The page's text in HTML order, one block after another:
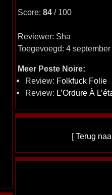
Score: 84/ 100
Reviewer: Sha
Toegevoegd: 4
Meer Peste Noire:
Review: Folkfuck Folie
Review: L’Ordure À
[Terug